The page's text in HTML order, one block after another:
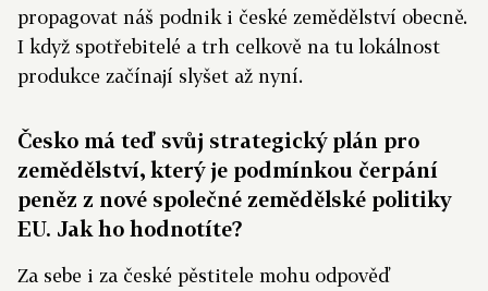
propagovat náš podnik i české zemědělství obecně.
I když spotřebitelé a trh celkově na tu lokálnost
produkce začínají slyšet až nyní.
Česko má teď svůj strategický plán pro
zemědělství, který je podmínkou čerpání
peněz z nové společné zemědělské politiky
EU. Jak ho hodnotíte?
Za sebe i za české pěstitele mohu odpověď